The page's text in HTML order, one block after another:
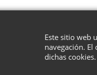
Este sitio web
navegación.
dichas cookies.